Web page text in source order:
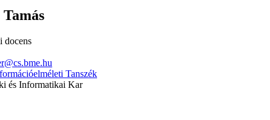
docens
Tanszék
és Informatikai Kar